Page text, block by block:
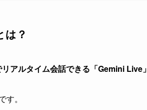
は？
アルタイム会話できる「Gemini Live」
。